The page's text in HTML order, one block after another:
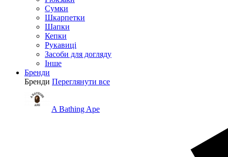
Сумки
Шкарпетки
Шапки
Кепки
Рукавиці
Засоби для догляду
Інше
Бренди
Бренди Переглянути все
A Bathing Ape